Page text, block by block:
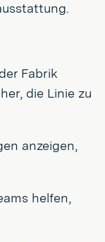
Fabrik
die Linie zu
anzeigen,
helfen,